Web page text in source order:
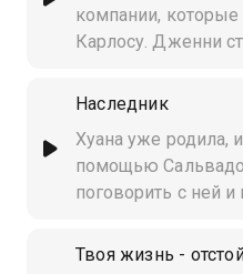
компании, которые
Карлосу. Дженни
ответственности
схватки, и она
мальчика
Наследник
Хуана уже родила,
помощью
поговорить с ней и
предупреждает
Твоя жизнь -